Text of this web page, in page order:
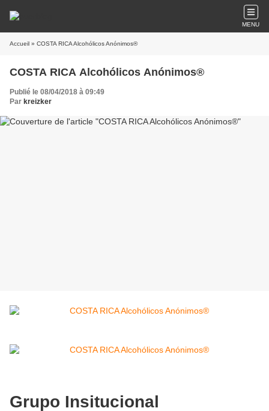
MENU
Accueil » COSTA RICA Alcohólicos Anónimos®
COSTA RICA Alcohólicos Anónimos®
Publié le 08/04/2018 à 09:49
Par kreizker
Grupo Insitucional